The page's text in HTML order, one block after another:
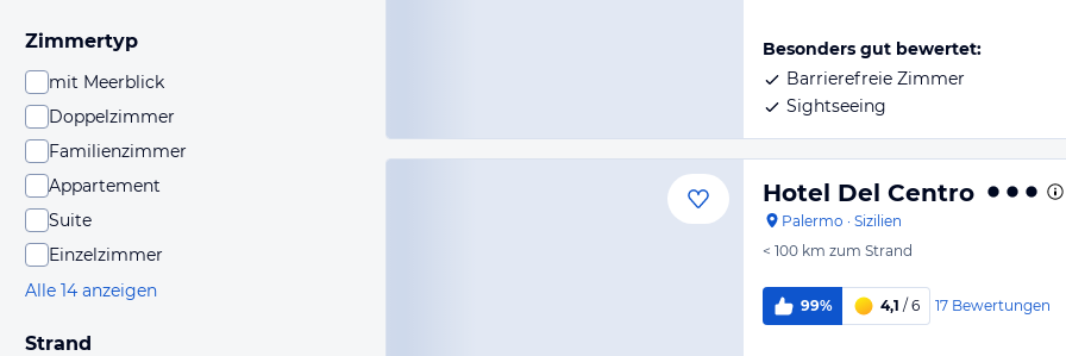
Zimmertyp
mit Meerblick
Doppelzimmer
Familienzimmer
Appartement
Suite
Einzelzimmer
Alle 14 anzeigen
Strand
Besonders gut bewertet:
Barrierefreie Zimmer
Sightseeing
Hotel Del Centro
Palermo · Sizilien
< 100 km zum Strand
99% 4,1 / 6 17 Bewertungen